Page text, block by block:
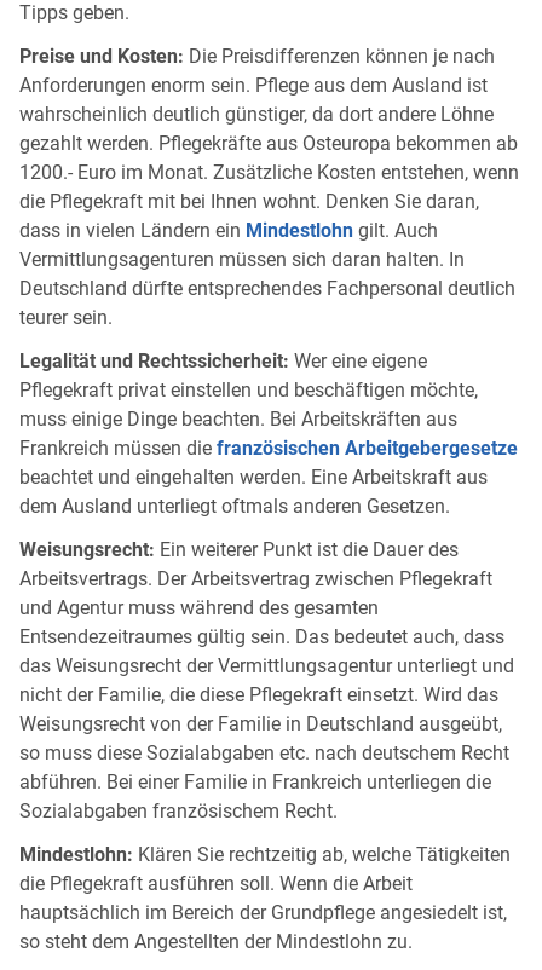
Tipps geben.
Preise und Kosten: Die Preisdifferenzen können je nach
Anforderungen enorm sein. Pflege aus dem Ausland ist
wahrscheinlich deutlich günstiger, da dort andere Löhne
gezahlt werden. Pflegekräfte aus Osteuropa bekommen ab
1200.- Euro im Monat. Zusätzliche Kosten entstehen, wenn
die Pflegekraft mit bei Ihnen wohnt. Denken Sie daran,
dass in vielen Ländern ein Mindestlohn gilt. Auch
Vermittlungsagenturen müssen sich daran halten. In
Deutschland dürfte entsprechendes Fachpersonal deutlich
teurer sein.
Legalität und Rechtssicherheit: Wer eine eigene
Pflegekraft privat einstellen und beschäftigen möchte,
muss einige Dinge beachten. Bei Arbeitskräften aus
Frankreich müssen die französischen Arbeitgebergesetze
beachtet und eingehalten werden. Eine Arbeitskraft aus
dem Ausland unterliegt oftmals anderen Gesetzen.
Weisungsrecht: Ein weiterer Punkt ist die Dauer des
Arbeitsvertrags. Der Arbeitsvertrag zwischen Pflegekraft
und Agentur muss während des gesamten
Entsendezeitraumes gültig sein. Das bedeutet auch, dass
das Weisungsrecht der Vermittlungsagentur unterliegt und
nicht der Familie, die diese Pflegekraft einsetzt. Wird das
Weisungsrecht von der Familie in Deutschland ausgeübt,
so muss diese Sozialabgaben etc. nach deutschem Recht
abführen. Bei einer Familie in Frankreich unterliegen die
Sozialabgaben französischem Recht.
Mindestlohn: Klären Sie rechtzeitig ab, welche Tätigkeiten
die Pflegekraft ausführen soll. Wenn die Arbeit
hauptsächlich im Bereich der Grundpflege angesiedelt ist,
so steht dem Angestellten der Mindestlohn zu.